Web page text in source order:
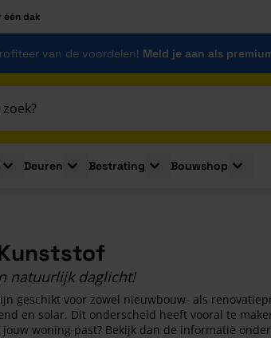
één dak
van de voordelen! Meld je aan als
Toggle submenu for Gevelbekleding
Deuren
Toggle submenu for Deuren
Bestrating
Toggle submenu for
Bouwshop
Kunststof
natuurlijk daglicht!
geschikt voor zowel nieuwbouw- als
en solar. Dit onderscheid heeft vooral te
jouw woning past? Bekijk dan de informatie